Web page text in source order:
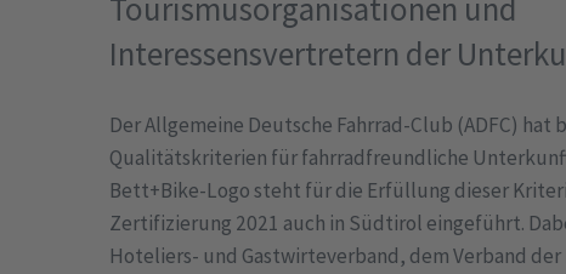
Tourismusorganisationen und
Interessensvertretern der
Der Allgemeine Deutsche Fahrrad-Club (ADFC) hat
Qualitätskriterien für fahrradfreundliche
Bett+Bike-Logo steht für die Erfüllung dieser
Zertifizierung 2021 auch in Südtirol eingeführt.
Hoteliers- und Gastwirteverband, dem Verband